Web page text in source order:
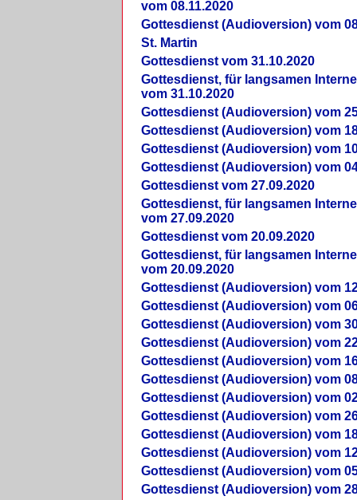
vom 08.11.2020
Gottesdienst (Audioversion) vom
St. Martin
Gottesdienst vom 31.10.2020
Gottesdienst, für langsamen
vom 31.10.2020
Gottesdienst (Audioversion) vom
Gottesdienst (Audioversion) vom
Gottesdienst (Audioversion) vom
Gottesdienst (Audioversion) vom
Gottesdienst vom 27.09.2020
Gottesdienst, für langsamen
vom 27.09.2020
Gottesdienst vom 20.09.2020
Gottesdienst, für langsamen
vom 20.09.2020
Gottesdienst (Audioversion) vom
Gottesdienst (Audioversion) vom
Gottesdienst (Audioversion) vom
Gottesdienst (Audioversion) vom
Gottesdienst (Audioversion) vom
Gottesdienst (Audioversion) vom
Gottesdienst (Audioversion) vom
Gottesdienst (Audioversion) vom
Gottesdienst (Audioversion) vom
Gottesdienst (Audioversion) vom
Gottesdienst (Audioversion) vom
Gottesdienst (Audioversion) vom